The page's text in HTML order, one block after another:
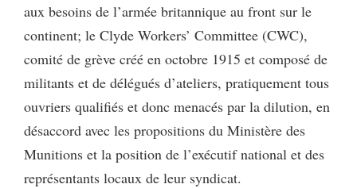
aux besoins de l’armée britannique au front sur le
continent; le Clyde Workers’ Committee (CWC),
comité de grève créé en octobre 1915 et composé de
militants et de délégués d’ateliers, pratiquement tous
ouvriers qualifiés et donc menacés par la dilution, en
désaccord avec les propositions du Ministère des
Munitions et la position de l’exécutif national et des
représentants locaux de leur syndicat.